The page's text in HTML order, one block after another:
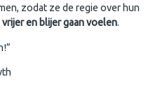
zodat ze de regie over hun
vrijer en blijer gaan voelen.